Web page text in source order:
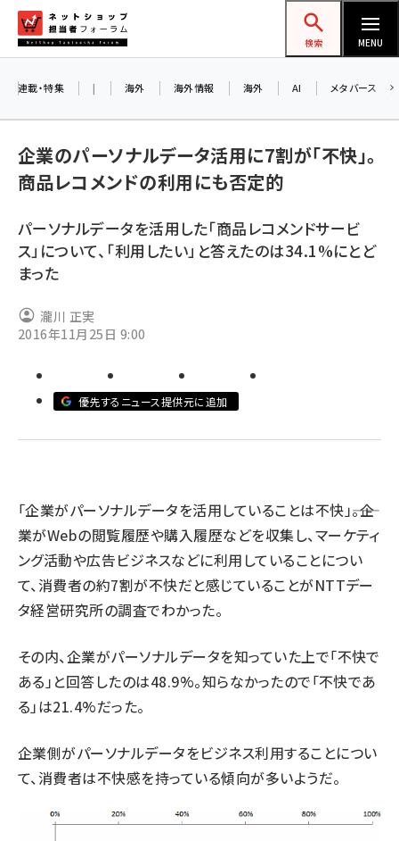
ン
ネットショップ担当者フォーラム
検索 MENU
yahoo (1910)
アスクル (1126)
ビィ・フォアード (786)
連載・特集 | 海外 海外情報 海外 AI メタバース
企業のパーソナルデータ活用に7割が「不快」。
商品レコメンドの利用にも否定的
パーソナルデータを活用した「商品レコメンドサービ
ス」について、「利用したい」と答えたのは34.1%にとど
まった
瀧川 正実
2016年11月25日 9:00
優先するニュース提供元に追加
「企業がパーソナルデータを活用していることは不快」――。企
業がWebの閲覧履歴や購入履歴などを収集し、マーケティ
ング活動や広告ビジネスなどに利用していることについ
て、消費者の約7割が不快だと感じていることがNTTデー
タ経営研究所の調査でわかった。
その内、企業がパーソナルデータを知っていた上で「不快で
ある」と回答したのは48.9%。知らなかったので「不快であ
る」は21.4%だった。
企業側がパーソナルデータをビジネス利用することについ
て、消費者は不快感を持っている傾向が多いようだ。
交